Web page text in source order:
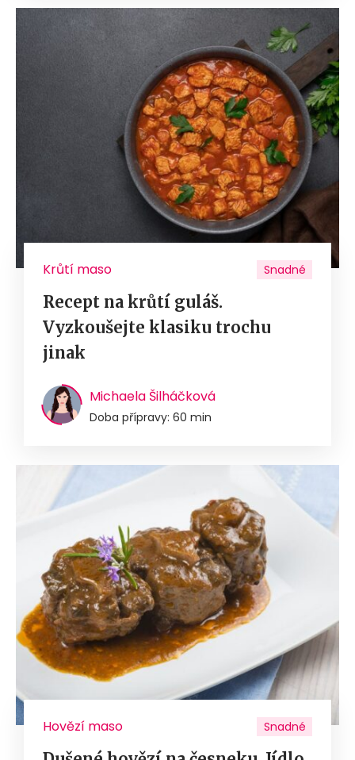
Krůtí maso Snadné
Recept na krůtí guláš.
Vyzkoušejte klasiku trochu
jinak
Michaela Šilháčková
Doba přípravy: 60 min
Hovězí maso Snadné